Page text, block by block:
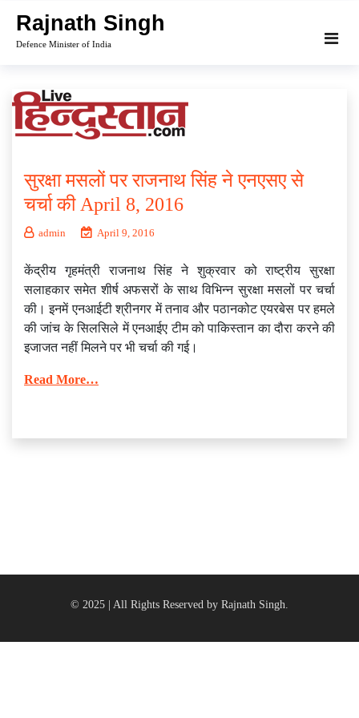
content
Rajnath Singh
Defence Minister of India
सुरक्षा मसलों पर राजनाथ सिंह ने एनएसए से
चर्चा की April 8, 2016
admin April 9, 2016
केंद्रीय गृहमंत्री राजनाथ सिंह ने शुक्रवार को राष्ट्रीय सुरक्षा
सलाहकार समेत शीर्ष अफसरों के साथ विभिन्न सुरक्षा मसलों पर चर्चा
की। इनमें एनआईटी श्रीनगर में तनाव और पठानकोट एयरबेस पर हमले
की जांच के सिलसिले में एनआईए टीम को पाकिस्तान का दौरा करने की
इजाजत नहीं मिलने पर भी चर्चा की गई।
Read More…
© 2025 | All Rights Reserved by Rajnath Singh.